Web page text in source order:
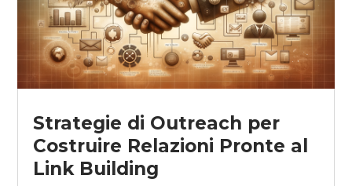
Strategie di Outreach per
Costruire Relazioni Pronte al
Link Building